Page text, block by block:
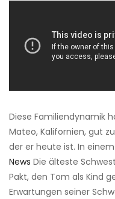
Diese Familiendynamik
Mateo, Kalifornien, gut
der er heute ist. In
News Die älteste
Pakt, den Tom als Kind
Erwartungen seiner